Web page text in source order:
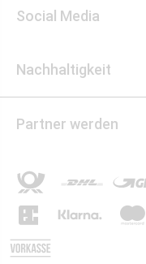
Social Media
Nachhaltigkeit
Partner werden